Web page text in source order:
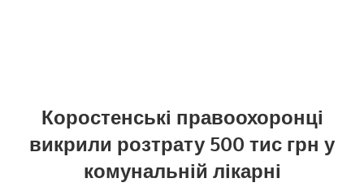
Коростенські правоохоронці
викрили розтрату 500 тис грн у
комунальній лікарні